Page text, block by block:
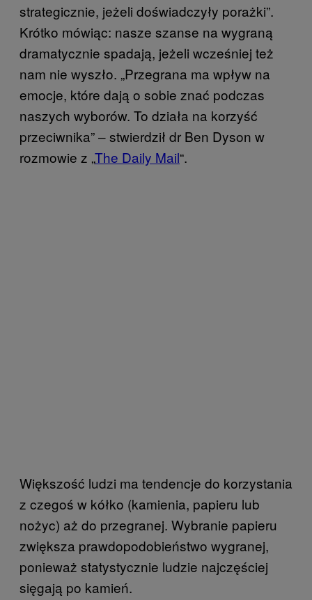
strategicznie, jeżeli doświadczyły porażki”.
Krótko mówiąc: nasze szanse na wygraną
dramatycznie spadają, jeżeli wcześniej też
nam nie wyszło. „Przegrana ma wpływ na
emocje, które dają o sobie znać podczas
naszych wyborów. To działa na korzyść
przeciwnika” – stwierdził dr Ben Dyson w
rozmowie z „The Daily Mail“.
Większość ludzi ma tendencje do korzystania
z czegoś w kółko (kamienia, papieru lub
nożyc) aż do przegranej. Wybranie papieru
zwiększa prawdopodobieństwo wygranej,
ponieważ statystycznie ludzie najczęściej
sięgają po kamień.